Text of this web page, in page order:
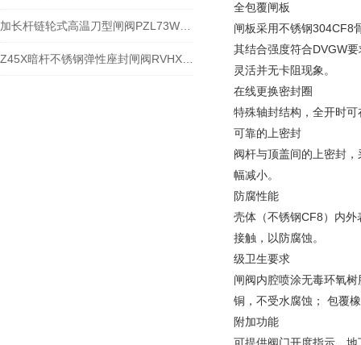
全包覆闸板
闸板采用不锈钢304CF8
其结合强度符合DVGW
灵活并无卡阻现象。
在线更换密封圈
特殊轴封结构，全开时
可靠的上密封
阀杆与顶盖间的上密封
幅减小。
防腐性能
壳体（不锈钢CF8）内
接触，以防腐蚀。
级卫生要求
闸阀内腔喷涂无毒环氧
铜，不受水腐蚀； 包覆
附加功能